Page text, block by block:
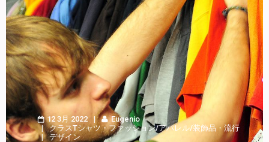
12 3月 2022
Eugenio
クラスTシャツ・ファッション/アパレル/装飾品・流行
デザイン